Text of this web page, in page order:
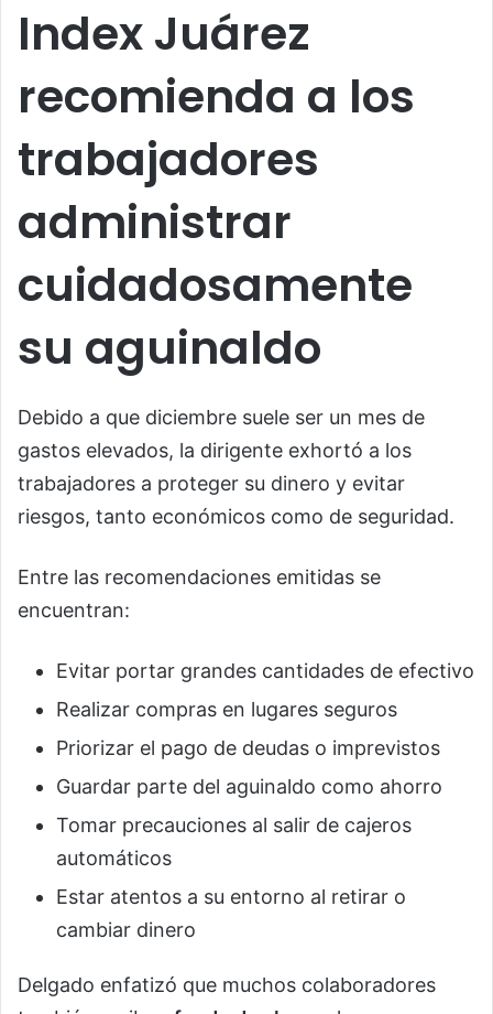
Index Juárez
recomienda a los
trabajadores
administrar
cuidadosamente
su aguinaldo
Debido a que diciembre suele ser un mes de
gastos elevados, la dirigente exhortó a los
trabajadores a proteger su dinero y evitar
riesgos, tanto económicos como de seguridad.
Entre las recomendaciones emitidas se
encuentran:
Evitar portar grandes cantidades de efectivo
Realizar compras en lugares seguros
Priorizar el pago de deudas o imprevistos
Guardar parte del aguinaldo como ahorro
Tomar precauciones al salir de cajeros
automáticos
Estar atentos a su entorno al retirar o
cambiar dinero
Delgado enfatizó que muchos colaboradores